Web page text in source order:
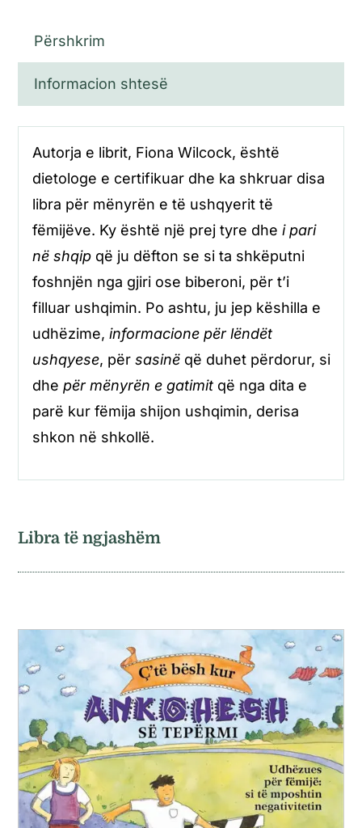
Përshkrim
Informacion shtesë
Autorja e librit, Fiona Wilcock, është
dietologe e certifikuar dhe ka shkruar disa
libra për mënyrën e të ushqyerit të
fëmijëve. Ky është një prej tyre dhe i pari
në shqipqë ju dëfton se si ta shkëputni
foshnjën nga gjiri ose biberoni, për t’i
filluar ushqimin. Po ashtu, ju jep këshilla e
udhëzime, informacione për lëndët
ushqyese, përsasinëqë duhet përdorur, si
dhe për mënyrën e gatimitqë nga dita e
parë kur fëmija shijon ushqimin, derisa
shkon në shkollë.
Libra të ngjashëm